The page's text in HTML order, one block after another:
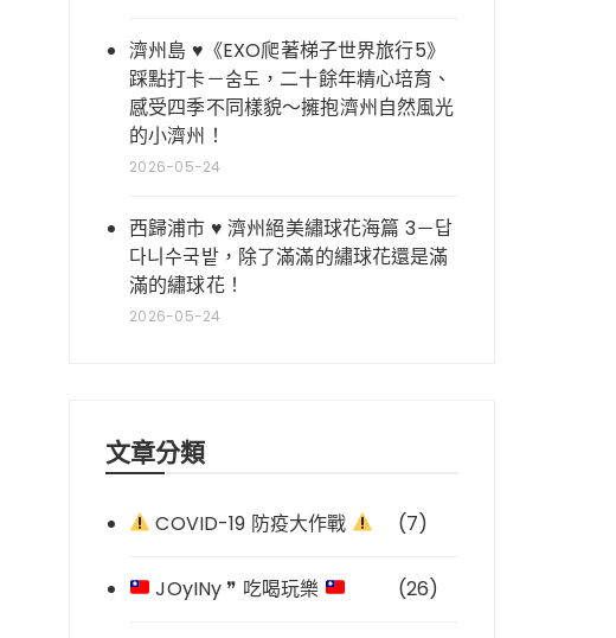
濟州島 ♥《EXO爬著梯子世界旅行5》
踩點打卡－숨도，二十餘年精心培育、
感受四季不同樣貌～擁抱濟州自然風光
的小濟州！
2026-05-24
西歸浦市 ♥ 濟州絕美繡球花海篇 3－답
다니수국밭，除了滿滿的繡球花還是滿
滿的繡球花！
2026-05-24
文章分類
COVID-19 防疫大作戰 (7)
JOyINy ❞ 吃喝玩樂 (26)